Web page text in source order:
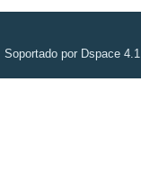
Soportado por Dspace 4.1